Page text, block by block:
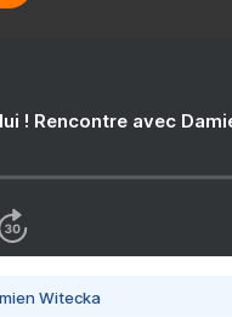
! Rencontre avec
Witecka